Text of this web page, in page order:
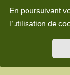
En poursuivant
l’utilisation de